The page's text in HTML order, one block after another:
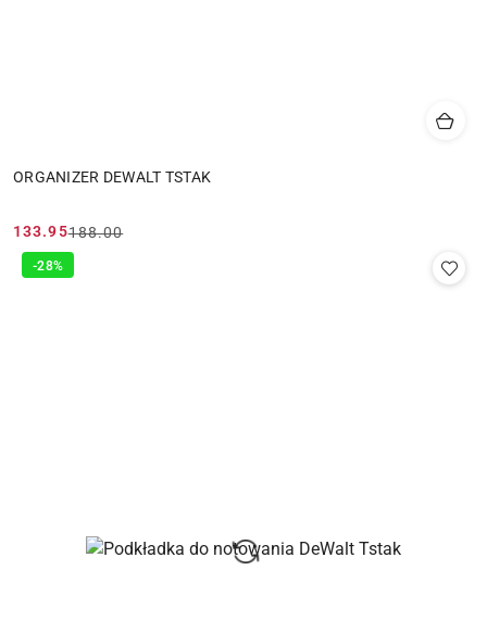
ORGANIZER DEWALT TSTAK
Cena
promocyjna:
133.95
Cena
przed
188.00
-28%